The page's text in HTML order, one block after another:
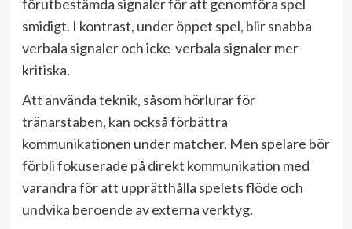
förutbestämda signaler för att genomföra spel
smidigt. I kontrast, under öppet spel, blir snabba
verbala signaler och icke-verbala signaler mer
kritiska.
Att använda teknik, såsom hörlurar för
tränarstaben, kan också förbättra
kommunikationen under matcher. Men spelare bör
förbli fokuserade på direkt kommunikation med
varandra för att upprätthålla spelets flöde och
undvika beroende av externa verktyg.